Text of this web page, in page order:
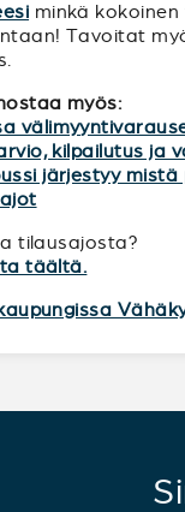
minkä
Tavoitat
myös:
kilpailutus ja
järjestyy
tilausajosta?
täältä.